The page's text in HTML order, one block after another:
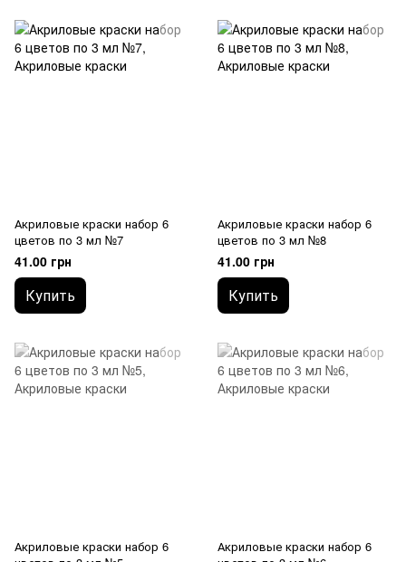
Акриловые краски набор 6
цветов по 3 мл №7
41.00 грн
Купить
Акриловые краски набор 6
цветов по 3 мл №8
41.00 грн
Купить
Акриловые краски набор 6
Акриловые краски набор 6